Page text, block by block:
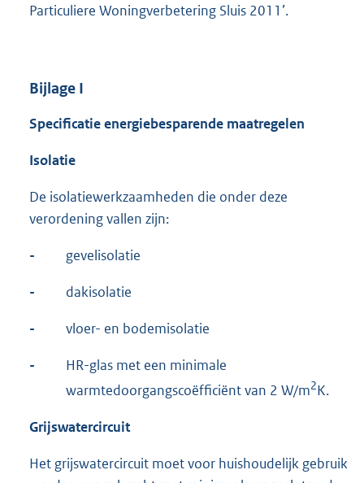
Particuliere Woningverbetering Sluis 2011’.
Bijlage I
Specificatie energiebesparende maatregelen
Isolatie
De isolatiewerkzaamheden die onder deze
verordening vallen zijn:
- gevelisolatie
- dakisolatie
- vloer- en bodemisolatie
-
HR-glas met een minimale
warmtedoorgangscoëfficiënt van 2 W/m2K.
Grijswatercircuit
Het grijswatercircuit moet voor huishoudelijk gebruik